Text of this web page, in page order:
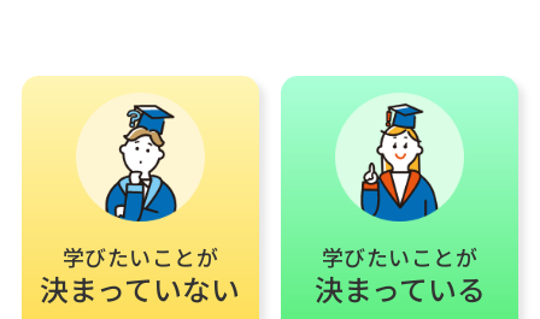
学びたいことが
決まっていない
学びたいことが
決まっている